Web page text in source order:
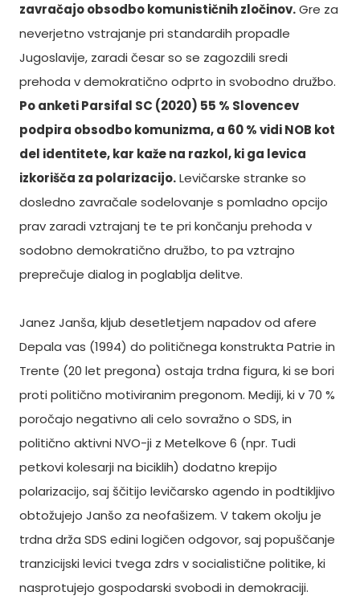
zavračajo obsodbo komunističnih zločinov.Gre za
neverjetno vstrajanje pri standardih propadle
Jugoslavije, zaradi česar so se zagozdili sredi
prehoda v demokratično odprto in svobodno družbo.
Po anketi Parsifal SC (2020) 55 % Slovencev
podpira obsodbo komunizma, a 60 % vidi NOB kot
del identitete, kar kaže na razkol, ki ga levica
izkorišča za polarizacijo.Levičarske stranke so
dosledno zavračale sodelovanje s pomladno opcijo
prav zaradi vztrajanj te te pri končanju prehoda v
sodobno demokratično družbo, to pa vztrajno
preprečuje dialog in poglablja delitve.
Janez Janša, kljub desetletjem napadov od afere
Depala vas (1994) do političnega konstrukta Patrie in
Trente (20 let pregona) ostaja trdna figura, ki se bori
proti politično motiviranim pregonom. Mediji, ki v 70 %
poročajo negativno ali celo sovražno o SDS, in
politično aktivni NVO-ji z Metelkove 6 (npr. Tudi
petkovi kolesarji na biciklih) dodatno krepijo
polarizacijo, saj ščitijo levičarsko agendo in podtikljivo
obtožujejo Janšo za neofašizem. V takem okolju je
trdna drža SDS edini logičen odgovor, saj popuščanje
tranzicijski levici tvega zdrs v socialistične politike, ki
nasprotujejo gospodarski svobodi in demokraciji.